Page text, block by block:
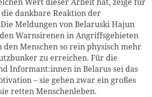
dankbare Reaktion der
Meldungen von Belaruski Hajun
Warnsirenen in Angriffsgebieten
den Menschen so rein physisch mehr
zu erreichen. Für die
Informant:innen in Belarus sei das
– sie gehen zwar ein großes
retten Menschenleben.